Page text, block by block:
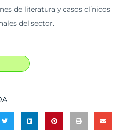
de literatura y casos clínicos
del sector.